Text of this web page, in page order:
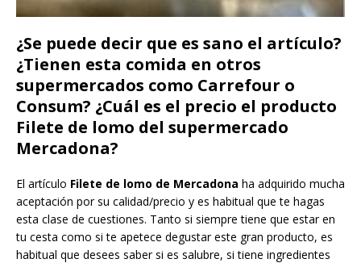
¿Se puede decir que es sano el artículo?
¿Tienen esta comida en otros
supermercados como Carrefour o
Consum? ¿Cuál es el precio el producto
Filete de lomo del supermercado
Mercadona?
El artículo Filete de lomo de Mercadona ha adquirido mucha
aceptación por su calidad/precio y es habitual que te hagas
esta clase de cuestiones. Tanto si siempre tiene que estar en
tu cesta como si te apetece degustar este gran producto, es
habitual que desees saber si es salubre, si tiene ingredientes